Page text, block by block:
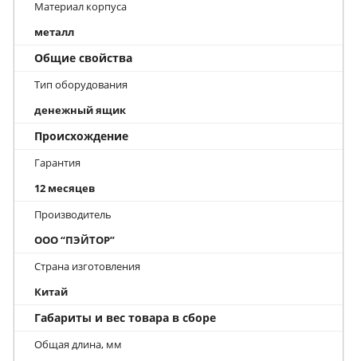
Материал корпуса
металл
Общие свойства
Тип оборудования
денежный ящик
Происхождение
Гарантия
12 месяцев
Производитель
ООО “ПЭЙТОР”
Страна изготовления
Китай
Габариты и вес товара в сборе
Общая длина, мм